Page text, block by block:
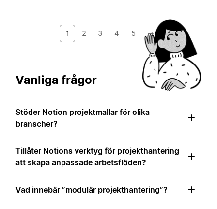
1 2 3 4 5 →
Vanliga frågor
Stöder Notion projektmallar för olika
branscher?
Tillåter Notions verktyg för projekthantering
att skapa anpassade arbetsflöden?
Vad innebär ”modulär projekthantering”?